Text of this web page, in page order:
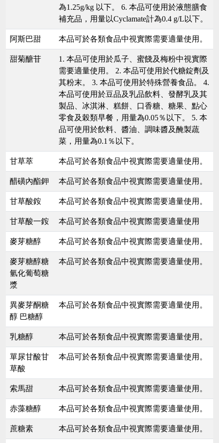
為1.25g/kg 以下。 6. 本品可使用於液態膳食
補充品，用量以Cyclamate計為0.4 g/L以下。
阿斯巴甜 本品可於各類食品中視實際需要適量使用。
甜菊醣苷
1. 本品可使用於瓜子、蜜餞及梅粉中視實際
需要適量使用。 2. 本品可使用於代糖錠劑及
其粉末。 3. 本品可使用於特殊營養食品。 4.
本品可使用於豆品及乳品飲料、發酵乳及其
製品、冰淇淋、糕餅、口香糖、糖果、點心
零食及榖類早餐，用量為0.05％以下。 5. 本
品可使用於飲料、醬油、調味醬及醃製蔬
菜，用量為0.1％以下。
甘草萃 本品可於各類食品中視實際需要適量使用。
醋磺內酯鉀 本品可於各類食品中視實際需要適量使用。
甘草酸銨 本品可於各類食品中視實際需要適量使用。
甘草酸一銨 本品可於各類食品中視實際需要適量使用
麥芽糖醇 本品可於各類食品中視實際需要適量使用。
麥芽糖醇糖
氫化葡萄糖
漿
本品可於各類食品中視實際需要適量使用。
異麥芽酮糖
醇 巴糖醇
本品可於各類食品中視實際需要適量使用。
乳糖醇 本品可於各類食品中視實際需要適量使用。
單尿甘酸甘
草酸
本品可於各類食品中視實際需要適量使用。
索馬甜 本品可於各類食品中視實際需要適量使用。
赤藻糖醇 本品可於各類食品中視實際需要適量使用。
蔗糖素 本品可於各類食品中視實際需要適量使用。